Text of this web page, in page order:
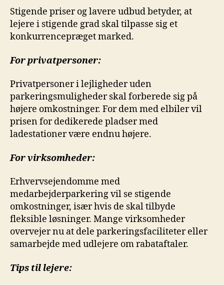
Stigende priser og lavere udbud betyder, at
lejere i stigende grad skal tilpasse sig et
konkurrencepræget marked.
For privatpersoner:
Privatpersoner i lejligheder uden
parkeringsmuligheder skal forberede sig på
højere omkostninger. For dem med elbiler vil
prisen for dedikerede pladser med
ladestationer være endnu højere.
For virksomheder:
Erhvervsejendomme med
medarbejderparkering vil se stigende
omkostninger, især hvis de skal tilbyde
fleksible løsninger. Mange virksomheder
overvejer nu at dele parkeringsfaciliteter eller
samarbejde med udlejere om rabataftaler.
Tips til lejere: